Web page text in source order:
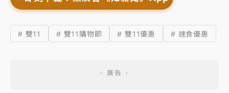
# 雙11 # 雙11購物節 # 雙11優惠 # 速食優惠